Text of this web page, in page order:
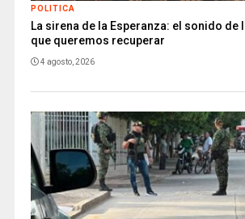
POLITICA
La sirena de la Esperanza: el sonido de
que queremos recuperar
4 agosto, 2026